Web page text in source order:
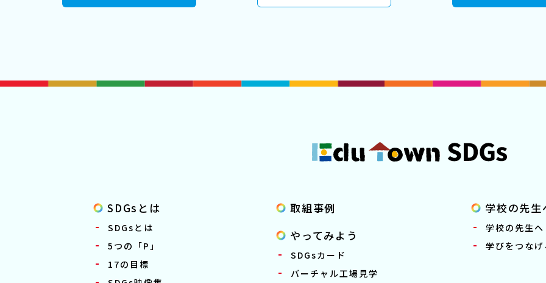
SDGsとは
SDGsとは
5つの「P」
17の目標
取組事例
やってみよう
SDGsカード
バーチャル工場見学
学校の先生
学校の先生へ
学びをつな